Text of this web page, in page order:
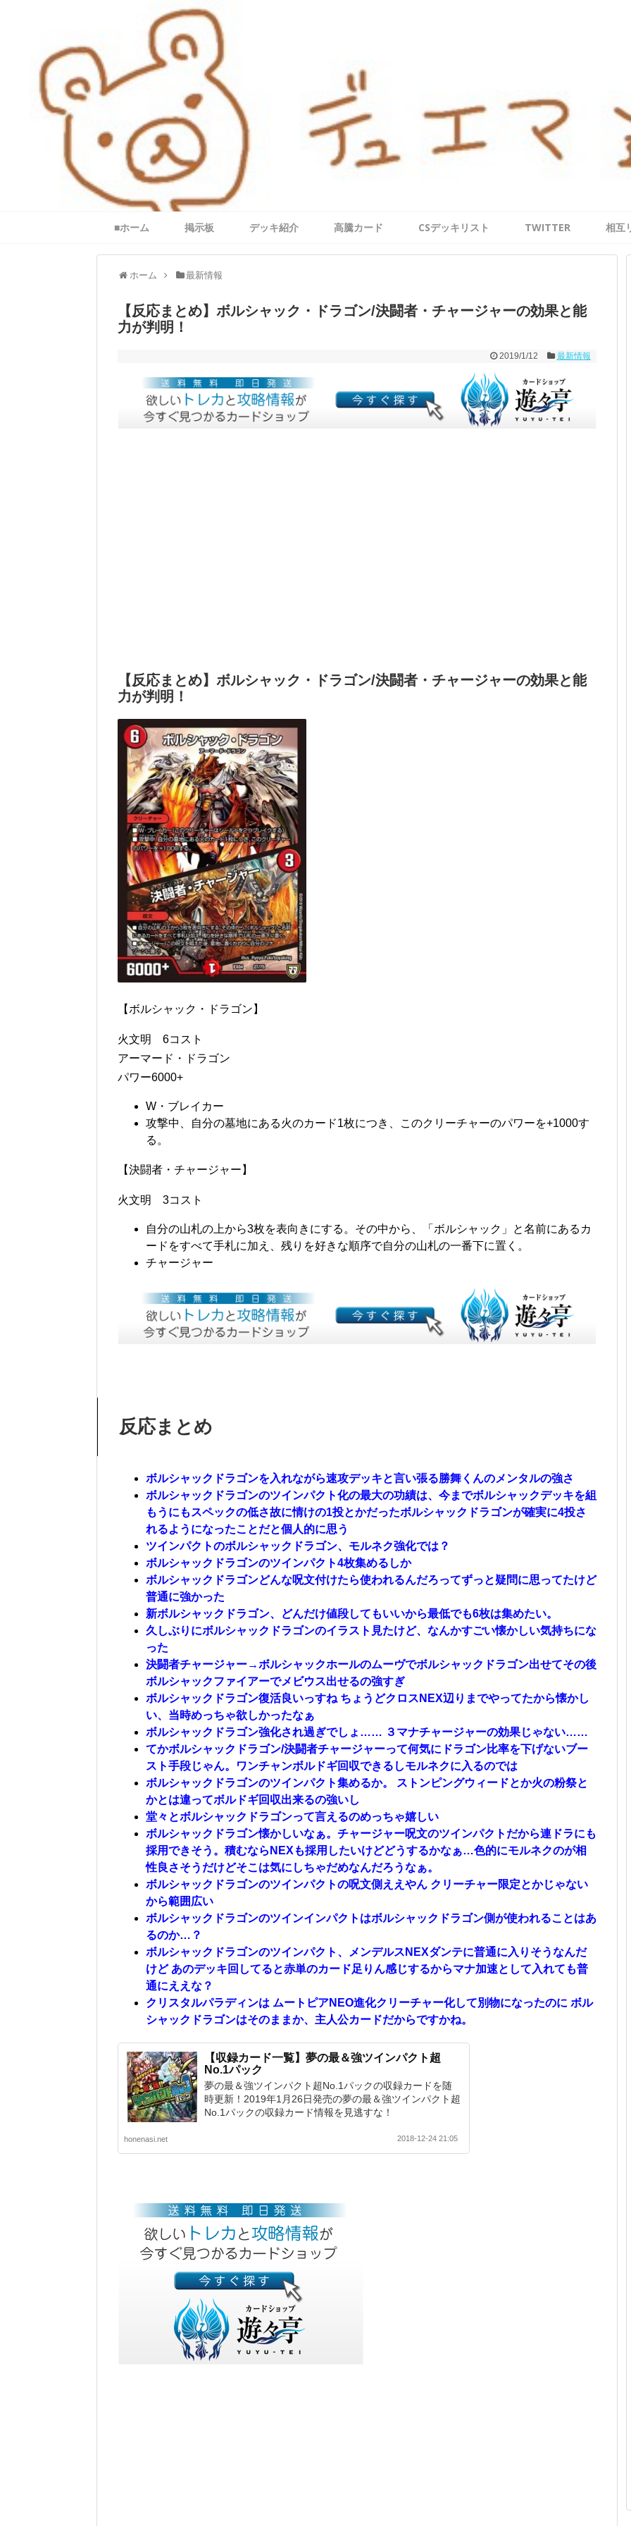
■ホーム 掲示板 デッキ紹介 高騰カード CSデッキリスト TWITTER 相互
ホーム 最新情報
【反応まとめ】ボルシャック・ドラゴン/決闘者・チャージャーの効果と能
力が判明！
2019/1/12 最新情報
【反応まとめ】ボルシャック・ドラゴン/決闘者・チャージャーの効果と能
力が判明！
【ボルシャック・ドラゴン】
火文明 6コスト
アーマード・ドラゴン
パワー6000+
W・ブレイカー
攻撃中、自分の墓地にある火のカード1枚につき、このクリーチャーのパワーを+1000す
る。
【決闘者・チャージャー】
火文明 3コスト
自分の山札の上から3枚を表向きにする。その中から、「ボルシャック」と名前にあるカ
ードをすべて手札に加え、残りを好きな順序で自分の山札の一番下に置く。
チャージャー
反応まとめ
ボルシャックドラゴンを入れながら速攻デッキと言い張る勝舞くんのメンタルの強さ
ボルシャックドラゴンのツインパクト化の最大の功績は、今までボルシャックデッキを組
もうにもスペックの低さ故に情けの1投とかだったボルシャックドラゴンが確実に4投さ
れるようになったことだと個人的に思う
ツインパクトのボルシャックドラゴン、モルネク強化では？
ボルシャックドラゴンのツインパクト4枚集めるしか
ボルシャックドラゴンどんな呪文付けたら使われるんだろってずっと疑問に思ってたけど
普通に強かった
新ボルシャックドラゴン、どんだけ値段してもいいから最低でも6枚は集めたい。
久しぶりにボルシャックドラゴンのイラスト見たけど、なんかすごい懐かしい気持ちにな
った
決闘者チャージャー→ボルシャックホールのムーヴでボルシャックドラゴン出せてその後
ボルシャックファイアーでメビウス出せるの強すぎ
ボルシャックドラゴン復活良いっすね ちょうどクロスNEX辺りまでやってたから懐かし
い、当時めっちゃ欲しかったなぁ
ボルシャックドラゴン強化され過ぎでしょ…… ３マナチャージャーの効果じゃない……
てかボルシャックドラゴン/決闘者チャージャーって何気にドラゴン比率を下げないブー
スト手段じゃん。ワンチャンボルドギ回収できるしモルネクに入るのでは
ボルシャックドラゴンのツインパクト集めるか。 ストンピングウィードとか火の粉祭と
かとは違ってボルドギ回収出来るの強いし
堂々とボルシャックドラゴンって言えるのめっちゃ嬉しい
ボルシャックドラゴン懐かしいなぁ。チャージャー呪文のツインパクトだから連ドラにも
採用できそう。積むならNEXも採用したいけどどうするかなぁ…色的にモルネクのが相
性良さそうだけどそこは気にしちゃだめなんだろうなぁ。
ボルシャックドラゴンのツインパクトの呪文側ええやん クリーチャー限定とかじゃない
から範囲広い
ボルシャックドラゴンのツインインパクトはボルシャックドラゴン側が使われることはあ
るのか…？
ボルシャックドラゴンのツインパクト、メンデルスNEXダンテに普通に入りそうなんだ
けど あのデッキ回してると赤単のカード足りん感じするからマナ加速として入れても普
通にええな？
クリスタルパラディンは ムートピアNEO進化クリーチャー化して別物になったのに ボル
シャックドラゴンはそのままか、主人公カードだからですかね。
【収録カード一覧】夢の最＆強ツインパクト超
No.1パック
夢の最＆強ツインパクト超No.1パックの収録カードを随
時更新！2019年1月26日発売の夢の最＆強ツインパクト超
No.1パックの収録カード情報を見逃すな！
honenasi.net 2018-12-24 21:05